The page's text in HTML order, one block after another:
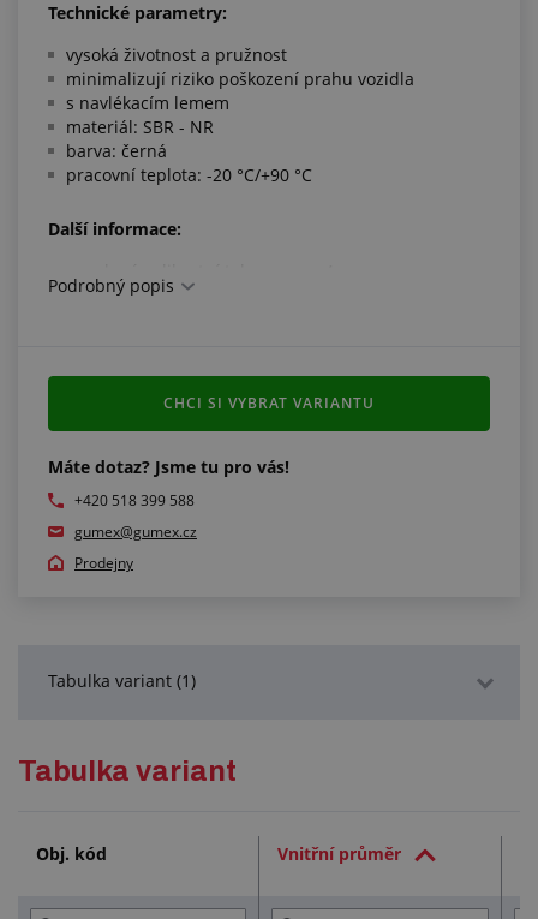
Technické parametry:
vysoká životnost a pružnost
minimalizují riziko poškození prahu vozidla
s navlékacím lemem
materiál: SBR - NR
barva: černá
pracovní teplota: -20 °C/+90 °C
Další informace:
Podrobný popis
Máte dotaz? Jsme tu pro vás!
+420 518 399 588
gumex@gumex.cz
Prodejny
CHCI SI VYBRAT VARIANTU
Tabulka variant (1)
Tabulka variant
Obj. kód Vnitřní průměr